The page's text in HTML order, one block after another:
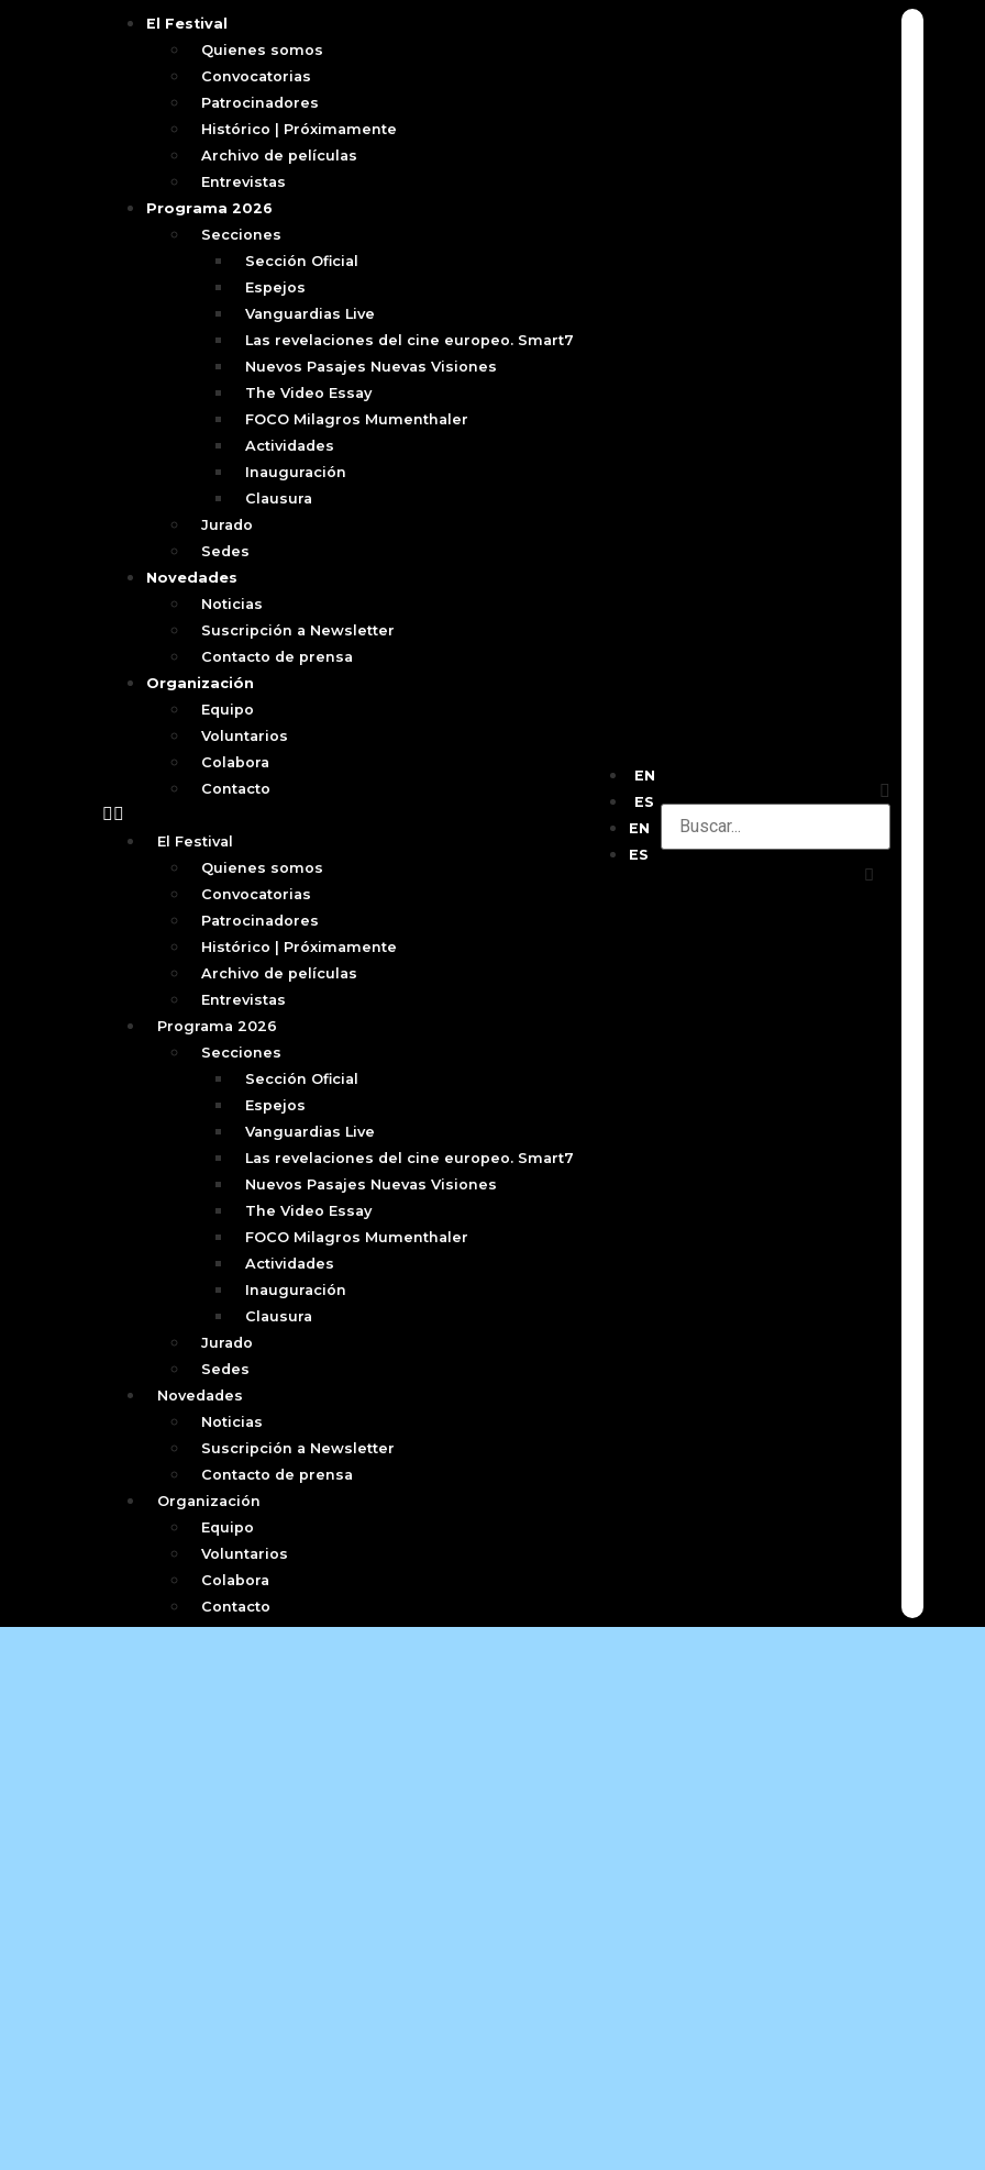
El Festival
Quienes somos
Convocatorias
Patrocinadores
Histórico | Próximamente
Archivo de películas
Entrevistas
Programa 2026
Secciones
Sección Oficial
Espejos
Vanguardias Live
Las revelaciones del cine europeo. Smart7
Nuevos Pasajes Nuevas Visiones
The Video Essay
FOCO Milagros Mumenthaler
Actividades
Inauguración
Clausura
Jurado
Sedes
Novedades
Noticias
Suscripción a Newsletter
Contacto de prensa
Organización
Equipo
Voluntarios
Colabora
Contacto
El Festival
Quienes somos
Convocatorias
Patrocinadores
Histórico | Próximamente
Archivo de películas
Entrevistas
Programa 2026
Secciones
Sección Oficial
Espejos
Vanguardias Live
Las revelaciones del cine europeo. Smart7
Nuevos Pasajes Nuevas Visiones
The Video Essay
FOCO Milagros Mumenthaler
Actividades
Inauguración
Clausura
Jurado
Sedes
Novedades
Noticias
Suscripción a Newsletter
Contacto de prensa
Organización
Equipo
Voluntarios
Colabora
Contacto
EN
ES
EN
ES